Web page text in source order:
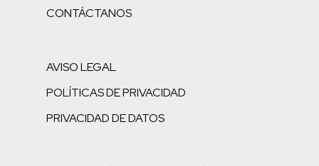
CONTÁCTANOS
AVISO LEGAL
POLÍTICAS DE PRIVACIDAD
PRIVACIDAD DE DATOS